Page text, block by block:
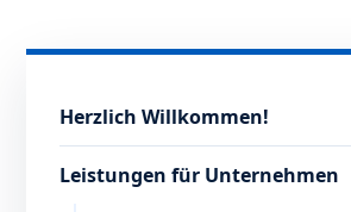
Herzlich Willkommen!
Leistungen für Unternehmen